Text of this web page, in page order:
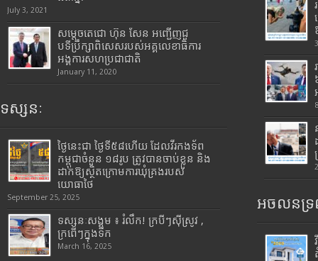
July 3, 2021
សម្តេចតេជោ ហ៊ុន សែន អញ្ជើញជួ
បទីប្រឹក្សាពិសេសរបស់អគ្គលេខាធិការ
អង្គការសហប្រជាជាតិ
January 11, 2020
ទស្សនៈ
ថ្ងៃនេះជា ថ្ងៃទី៥៨ហើយ ដែលវីរកងទ័ព
កម្ពុជាចំនួន ១៨រូប ត្រូវបានចាប់ខ្លួន និង
ដាក់ឱ្យស្ថិតក្រោមការឃុំគ្រងរបស់
យោធាថៃ
September 25, 2025
ទស្សនៈសង្គម ៖ រំលឹក! ក្របីៗស៊ីស្រូវ ,
ក្រពើៗក្នុងទឹក
March 16, 2025
អចលនទ្រ